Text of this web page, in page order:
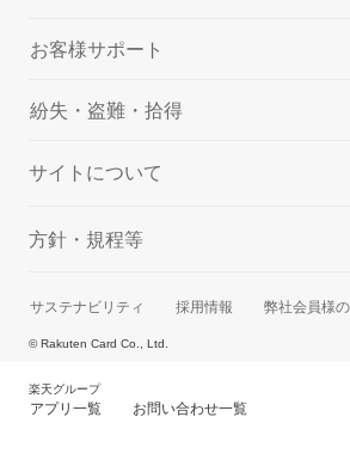
お客様サポート
紛失・盗難・拾得
サイトについて
方針・規程等
サステナビリティ 採用情報 弊社会員様
© Rakuten Card Co., Ltd.
楽天グループ
アプリ一覧 お問い合わせ一覧